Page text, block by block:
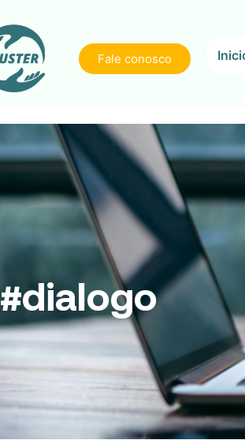
Fale conosco
#dialogo